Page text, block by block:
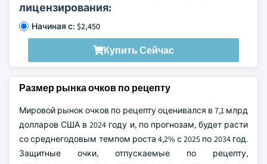
лицензирования:
Начиная с: $2,450
Купить Сейчас
Размер рынка очков по рецепту
Мировой рынок очков по рецепту оценивался в 7,1 млрд
долларов США в 2024 году и, по прогнозам, будет расти
со среднегодовым темпом роста 4,2% с 2025 по 2034 год.
Защитные очки, отпускаемые по рецепту,